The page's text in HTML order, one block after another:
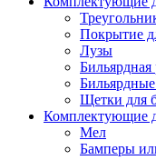
Покрытие
Лузы
Бильярдная
Щетки для
Комплектующие
Мел
Бамперы